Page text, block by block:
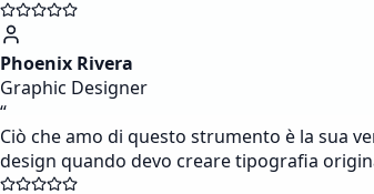
Phoenix Rivera
Graphic Designer
“
Ciò che amo di questo strumento è la sua
design quando devo creare tipografia